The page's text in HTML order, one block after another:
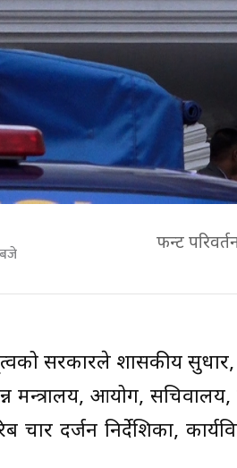
फन्ट
सरकारले शासकीय सुधार,
मन्त्रालय, आयोग,
दर्जन निर्देशिका,